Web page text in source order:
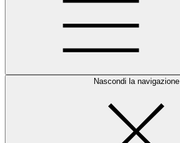
Nascondi la navigazione